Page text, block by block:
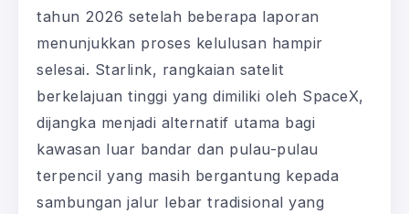
tahun 2026 setelah beberapa laporan
menunjukkan proses kelulusan hampir
selesai. Starlink, rangkaian satelit
berkelajuan tinggi yang dimiliki oleh SpaceX,
dijangka menjadi alternatif utama bagi
kawasan luar bandar dan pulau-pulau
terpencil yang masih bergantung kepada
sambungan jalur lebar tradisional yang